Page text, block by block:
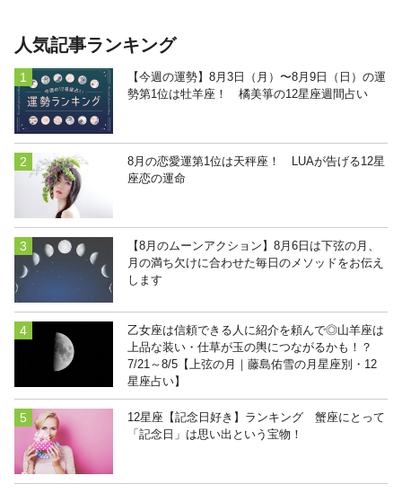
人気記事ランキング
【今週の運勢】8月3日（月）〜8月9日（日）の運
勢第1位は牡羊座！ 橘美箏の12星座週間占い
8月の恋愛運第1位は天秤座！ LUAが告げる12星
座恋の運命
【8月のムーンアクション】8月6日は下弦の月、
月の満ち欠けに合わせた毎日のメソッドをお伝え
します
乙女座は信頼できる人に紹介を頼んで◎山羊座は
上品な装い・仕草が玉の輿につながるかも！？
7/21～8/5【上弦の月｜藤島佑雪の月星座別・12
星座占い】
12星座【記念日好き】ランキング 蟹座にとって
「記念日」は思い出という宝物！